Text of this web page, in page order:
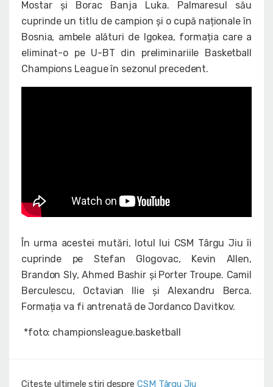
Mostar și Borac Banja Luka. Palmaresul său
cuprinde un titlu de campion și o cupă naționale în
Bosnia, ambele alături de Igokea, formația care a
eliminat-o pe U-BT din preliminariile Basketball
Champions League în sezonul precedent.
În urma acestei mutări, lotul lui CSM Târgu Jiu îi
cuprinde pe Stefan Glogovac, Kevin Allen,
Brandon Sly, Ahmed Bashir și Porter Troupe. Camil
Berculescu, Octavian Ilie și Alexandru Berca.
Formația va fi antrenată de Jordanco Davitkov.
*foto: championsleague.basketball
Citeste ultimele stiri despre CSM Târgu Jiu